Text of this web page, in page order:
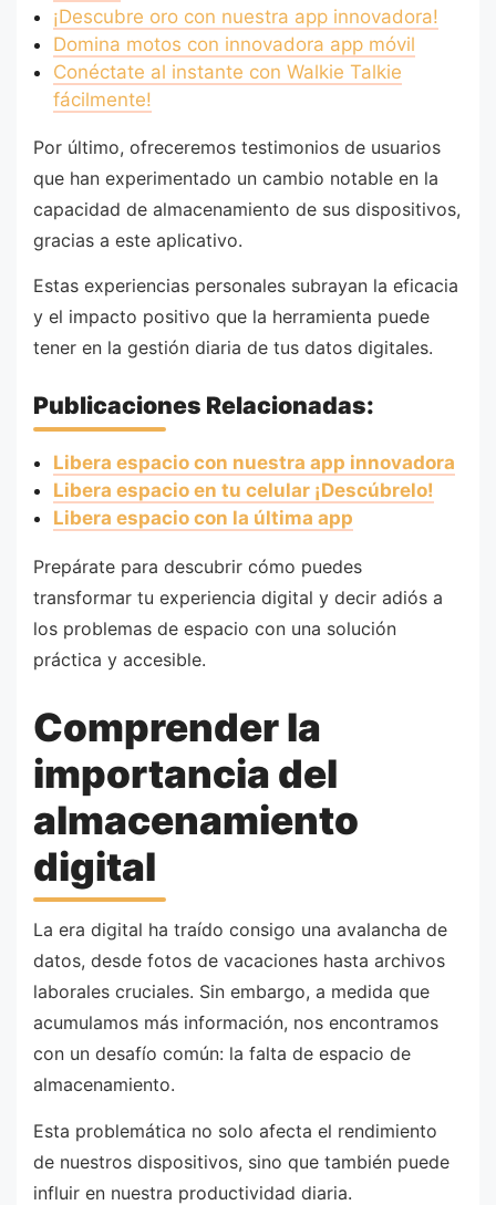
¡Descubre oro con nuestra app innovadora!
Domina motos con innovadora app móvil
Conéctate al instante con Walkie Talkie
fácilmente!
Por último, ofreceremos testimonios de usuarios
que han experimentado un cambio notable en la
capacidad de almacenamiento de sus dispositivos,
gracias a este aplicativo.
Estas experiencias personales subrayan la eficacia
y el impacto positivo que la herramienta puede
tener en la gestión diaria de tus datos digitales.
Publicaciones Relacionadas:
Libera espacio con nuestra app innovadora
Libera espacio en tu celular ¡Descúbrelo!
Libera espacio con la última app
Prepárate para descubrir cómo puedes
transformar tu experiencia digital y decir adiós a
los problemas de espacio con una solución
práctica y accesible.
Comprender la
importancia del
almacenamiento
digital
La era digital ha traído consigo una avalancha de
datos, desde fotos de vacaciones hasta archivos
laborales cruciales. Sin embargo, a medida que
acumulamos más información, nos encontramos
con un desafío común: la falta de espacio de
almacenamiento.
Esta problemática no solo afecta el rendimiento
de nuestros dispositivos, sino que también puede
influir en nuestra productividad diaria.